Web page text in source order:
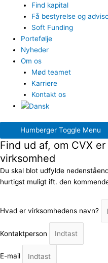
Find kapital
Få bestyrelse og
Soft Funding
Portefølje
Nyheder
Om os
Mød teamet
Karriere
Kontakt os
Humberger Toggle Menu
Find ud af, om CVX
virksomhed
Du skal blot udfylde
hurtigst muligt ift. den
Hvad er virksomhedens navn?
Kontaktperson
E-mail